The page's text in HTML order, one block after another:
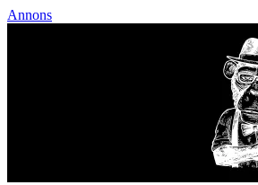
Annons